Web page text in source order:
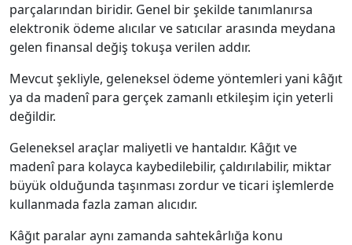
parçalarından biridir. Genel bir şekilde tanımlanırsa
elektronik ödeme alıcılar ve satıcılar arasında meydana
gelen finansal değiş tokuşa verilen addır.
Mevcut şekliyle, geleneksel ödeme yöntemleri yani kâğıt
ya da madenî para gerçek zamanlı etkileşim için yeterli
değildir.
Geleneksel araçlar maliyetli ve hantaldır. Kâğıt ve
madenî para kolayca kaybedilebilir, çaldırılabilir, miktar
büyük olduğunda taşınması zordur ve ticari işlemlerde
kullanmada fazla zaman alıcıdır.
Kâğıt paralar aynı zamanda sahtekârlığa konu